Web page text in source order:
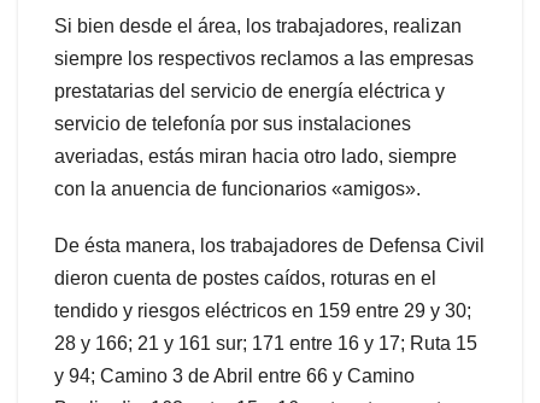
Si bien desde el área, los trabajadores, realizan
siempre los respectivos reclamos a las empresas
prestatarias del servicio de energía eléctrica y
servicio de telefonía por sus instalaciones
averiadas, estás miran hacia otro lado, siempre
con la anuencia de funcionarios «amigos».
De ésta manera, los trabajadores de Defensa Civil
dieron cuenta de postes caídos, roturas en el
tendido y riesgos eléctricos en 159 entre 29 y 30;
28 y 166; 21 y 161 sur; 171 entre 16 y 17; Ruta 15
y 94; Camino 3 de Abril entre 66 y Camino